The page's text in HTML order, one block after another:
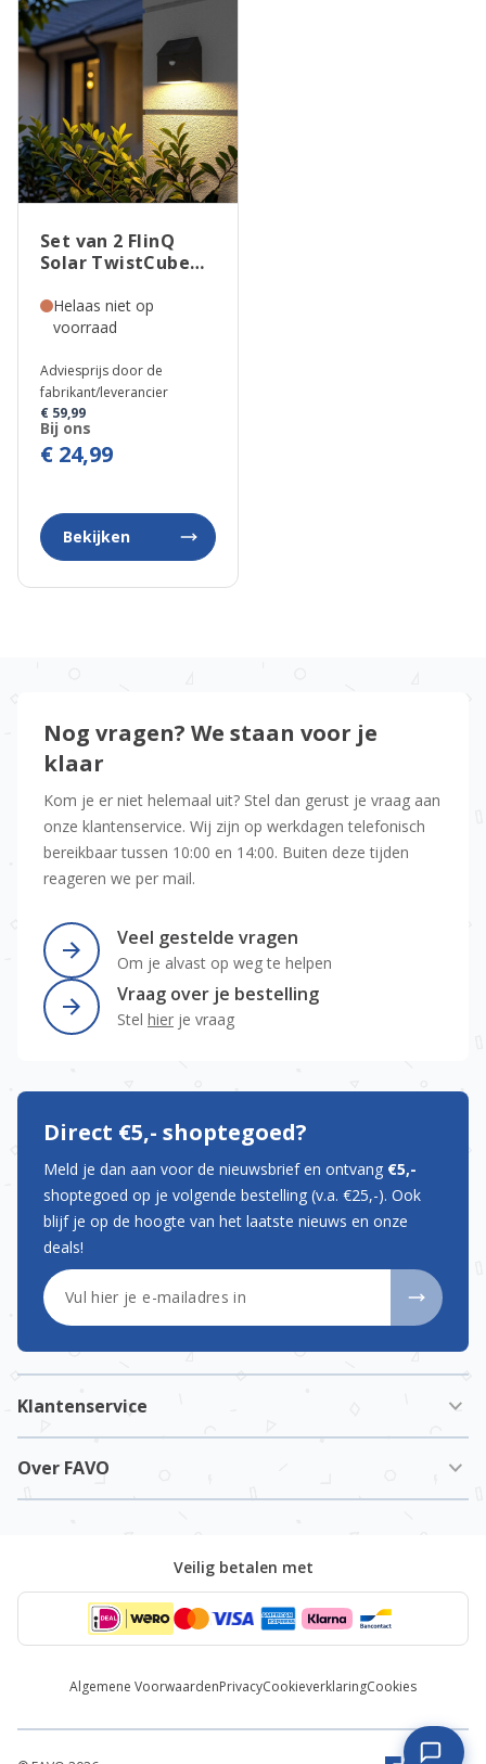
Set van 2 FlinQ
Solar TwistCube
Helaas niet op
voorraad
Adviesprijs door de
fabrikant/leverancier
€ 59,99
Bij ons
€ 24,99
Bekijken
Nog vragen? We staan voor je
klaar
Kom je er niet helemaal uit? Stel dan gerust je vraag aan
onze klantenservice. Wij zijn op werkdagen telefonisch
bereikbaar tussen 10:00 en 14:00. Buiten deze tijden
reageren we per mail.
Veel gestelde vragen
Om je alvast op weg te helpen
Vraag over je bestelling
Stel hier je vraag
Klantenservice
Over FAVO
Direct €5,- shoptegoed?
Meld je dan aan voor de nieuwsbrief en ontvang €5,-
shoptegoed op je volgende bestelling (v.a. €25,-). Ook
blijf je op de hoogte van het laatste nieuws en onze
deals!
E-mailadres
Algemene VoorwaardenPrivacyCookieverklaringCookies
Veilig betalen met